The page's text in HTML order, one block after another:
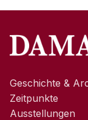
Geschichte &
Zeitpunkte
Ausstellungen